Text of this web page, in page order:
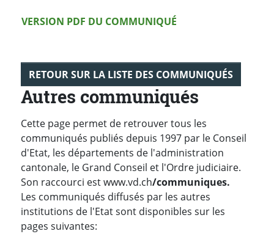
Version PDF
VERSION PDF DU COMMUNIQUÉ
RETOUR SUR LA LISTE DES COMMUNIQUÉS
Autres communiqués
Cette page permet de retrouver tous les
communiqués publiés depuis 1997 par le Conseil
d'Etat, les départements de l'administration
cantonale, le Grand Conseil et l'Ordre judiciaire.
Son raccourci est www.vd.ch/communiques.
Les communiqués diffusés par les autres
institutions de l'Etat sont disponibles sur les
pages suivantes: